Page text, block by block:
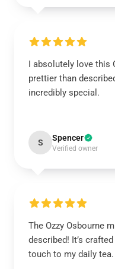
I absolutely love this
prettier than
incredibly special.
S Spencer
Verified owner
The Ozzy Osbourne
described! It’s
touch to my daily tea.